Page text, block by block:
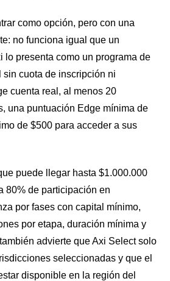
como opción, pero con una
no funciona igual que un
lo presenta como un programa de
cuota de inscripción ni
cuenta real, al menos 20
una puntuación Edge mínima de
de $500 para acceder a sus
puede llegar hasta $1.000.000
80% de participación en
por fases con capital mínimo,
por etapa, duración mínima y
advierte que Axi Select solo
seleccionadas y que el
disponible en la región del